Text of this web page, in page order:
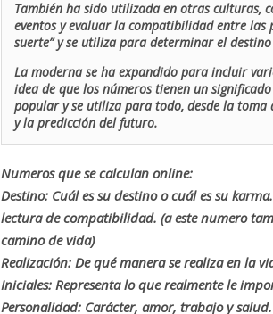
También ha sido utilizada en otras culturas,
eventos y evaluar la compatibilidad entre las
suerte” y se utiliza para determinar el
La moderna se ha expandido para incluir
idea de que los números tienen un
popular y se utiliza para todo, desde la
y la predicción del futuro.
Numeros que se calculan online:
Destino: Cuál es su destino o cuál es su
lectura de compatibilidad. (a este numero
camino de vida)
Realización: De qué manera se realiza en la
Iniciales: Representa lo que realmente le
Personalidad: Carácter, amor, trabajo y salud.